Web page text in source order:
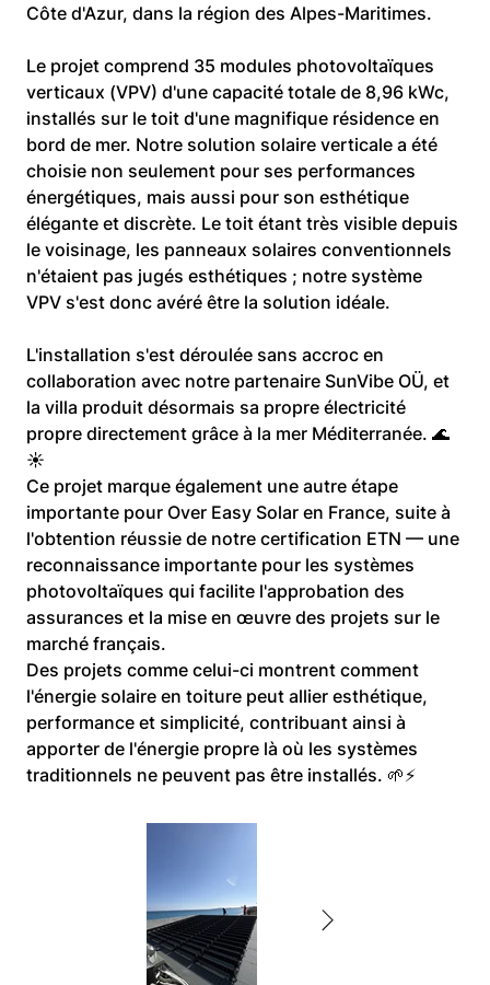
Côte d'Azur, dans la région des Alpes-Maritimes.
Le projet comprend 35 modules photovoltaïques
verticaux (VPV) d'une capacité totale de 8,96 kWc,
installés sur le toit d'une magnifique résidence en
bord de mer. Notre solution solaire verticale a été
choisie non seulement pour ses performances
énergétiques, mais aussi pour son esthétique
élégante et discrète. Le toit étant très visible depuis
le voisinage, les panneaux solaires conventionnels
n'étaient pas jugés esthétiques ; notre système
VPV s'est donc avéré être la solution idéale.
L'installation s'est déroulée sans accroc en
collaboration avec notre partenaire SunVibe OÜ, et
la villa produit désormais sa propre électricité
propre directement grâce à la mer Méditerranée. 🌊
☀️
Ce projet marque également une autre étape
importante pour Over Easy Solar en France, suite à
l'obtention réussie de notre certification ETN — une
reconnaissance importante pour les systèmes
photovoltaïques qui facilite l'approbation des
assurances et la mise en œuvre des projets sur le
marché français.
Des projets comme celui-ci montrent comment
l'énergie solaire en toiture peut allier esthétique,
performance et simplicité, contribuant ainsi à
apporter de l'énergie propre là où les systèmes
traditionnels ne peuvent pas être installés. 🌱⚡